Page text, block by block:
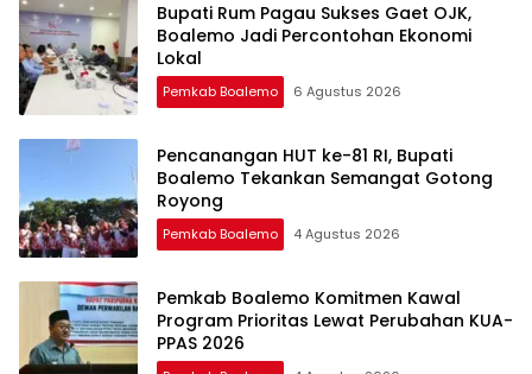
Bupati Rum Pagau Sukses Gaet OJK,
Boalemo Jadi Percontohan Ekonomi
Lokal
Pemkab Boalemo 6 Agustus 2026
Pencanangan HUT ke-81 RI, Bupati
Boalemo Tekankan Semangat Gotong
Royong
Pemkab Boalemo 4 Agustus 2026
Pemkab Boalemo Komitmen Kawal
Program Prioritas Lewat Perubahan KUA-
PPAS 2026